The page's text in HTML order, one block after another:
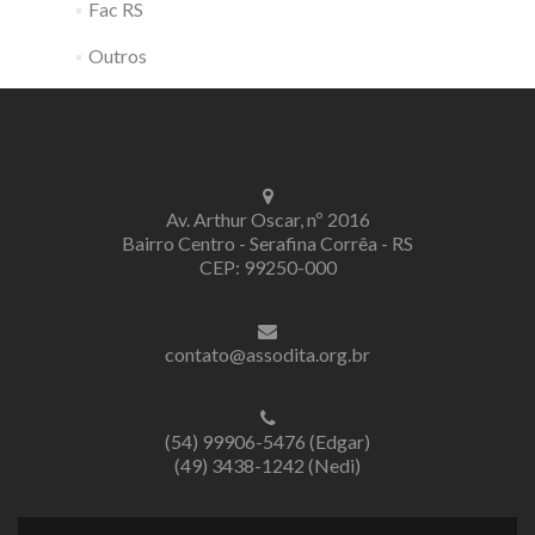
Fac RS
Outros
Av. Arthur Oscar, nº 2016
Bairro Centro - Serafina Corrêa - RS
CEP: 99250-000
contato@assodita.org.br
(54) 99906-5476 (Edgar)
(49) 3438-1242 (Nedi)